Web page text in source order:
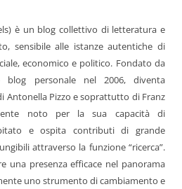
è un blog collettivo di letteratura e
sensibile alle istanze autentiche di
economico e politico. Fondato da
blog personale nel 2006, diventa
Pizzo e soprattutto di Franz
noto per la sua capacità di
e ospita contributi di grande
attraverso la funzione “ricerca”.
una presenza efficace nel panorama
uno strumento di cambiamento e